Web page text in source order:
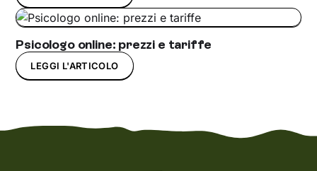
Psicologo online: prezzi e tariffe
LEGGI L'ARTICOLO